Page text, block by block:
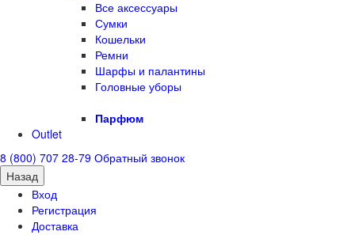
Все аксессуары
Сумки
Кошельки
Ремни
Шарфы и палантины
Головные уборы
Парфюм
Outlet
8 (800) 707 28-79 Обратный звонок
Назад
Вход
Регистрация
Доставка